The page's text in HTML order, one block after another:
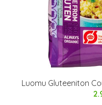
Luomu Gluteeniton